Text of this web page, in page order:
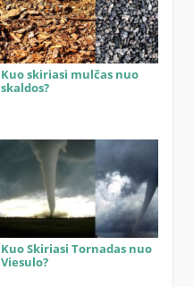
Kuo skiriasi mulčas nuo
skaldos?
Kuo Skiriasi Tornadas nuo
Viesulo?